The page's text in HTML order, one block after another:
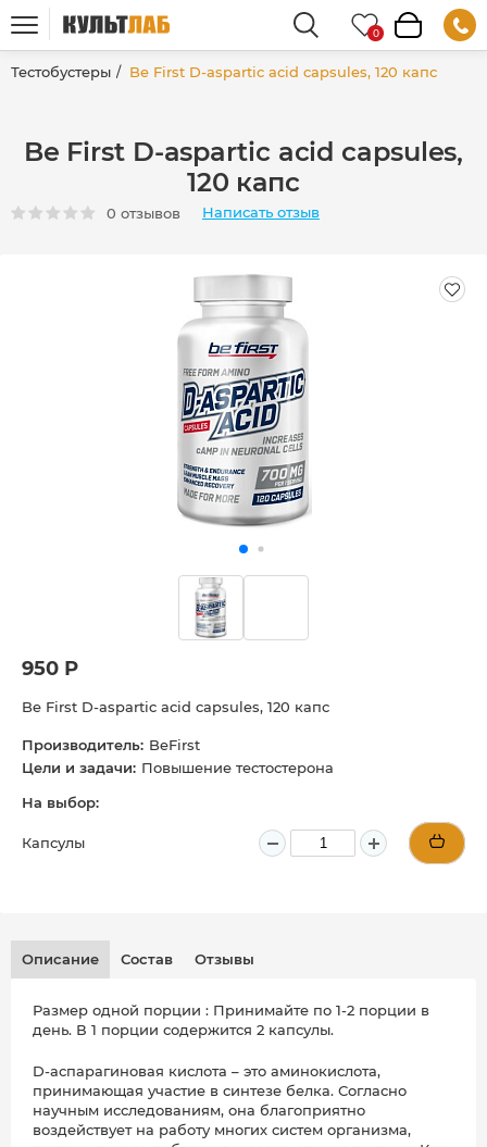
Тестобустеры Be First D-aspartic acid capsules, 120 капс
Be First D-aspartic acid capsules,
120 капс
0 отзывов Написать отзыв
950 Р
Be First D-aspartic acid capsules, 120 капс
Производитель: BeFirst
Цели и задачи: Повышение тестостерона
На выбор:
Капсулы
Описание Состав Отзывы
Размер одной порции : Принимайте по 1-2 порции в
день. В 1 порции содержится 2 капсулы.
D-аспарагиновая кислота – это аминокислота,
принимающая участие в синтезе белка. Согласно
научным исследованиям, она благоприятно
воздействует на работу многих систем организма,